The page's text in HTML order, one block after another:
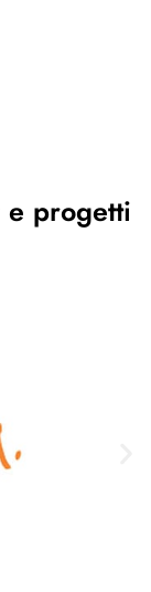
e progetti